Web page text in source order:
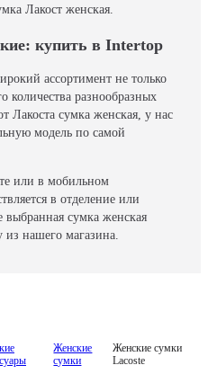
Лакост женская.
купить в Intertop
ассортимент не только
разнообразных
Лакоста сумка женская, у нас
модель по самой
или в мобильном
в отделение или
сумка женская
из нашего магазина.
Женские
сумки
Женские сумки
Lacoste